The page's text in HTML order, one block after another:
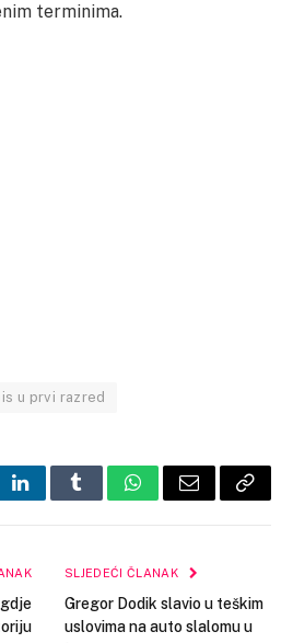
terminima.
u prvi razred
LinkedInTumblrWhatsApp
Email Copy
SLJEDEĆI ČLANAK
Gregor Dodik slavio u teškim
uslovima na auto slalomu u